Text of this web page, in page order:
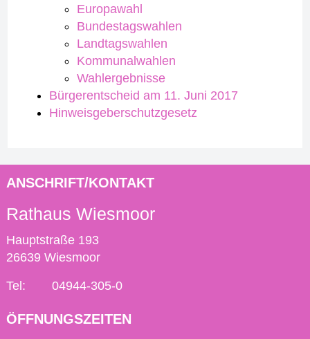
Europawahl
Bundestagswahlen
Landtagswahlen
Kommunalwahlen
Wahlergebnisse
Bürgerentscheid am 11. Juni 2017
Hinweisgeberschutzgesetz
ANSCHRIFT/KONTAKT
Rathaus Wiesmoor
Hauptstraße 193
26639 Wiesmoor
Tel: 04944-305-0
ÖFFNUNGSZEITEN